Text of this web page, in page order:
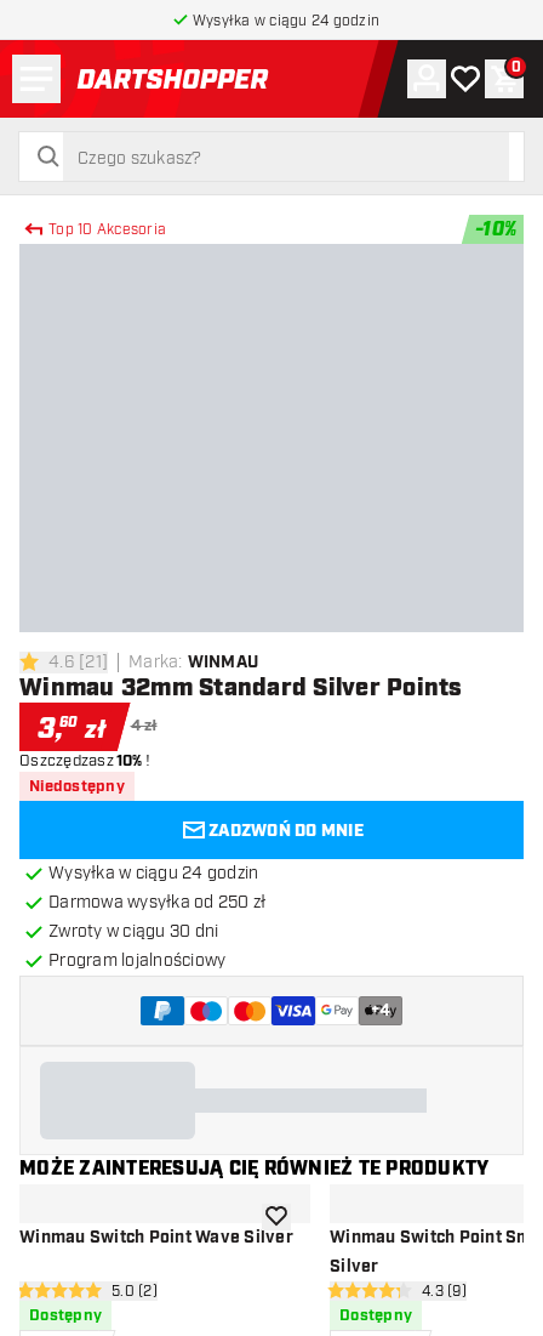
Wysyłka w ciągu 24 godzin
powrót do strony głównej
szukaj
szukaj
Konto
Moja lista
0
Top 10 Akcesoria -10%
4.6 gwiazdki oceny
4.6 [21] Marka: WINMAU
Winmau 32mm Standard Silver Points
3,60 zł 4 zł
Oszczędzasz10% !
Niedostępny
ZADZWOŃ DO MNIE
Wysyłka w ciągu 24 godzin
Darmowa wysyłka od 250 zł
Zwroty w ciągu 30 dni
Program lojalnościowy
+4
MOŻE ZAINTERESUJĄ CIĘ RÓWNIEŻ TE PRODUKTY
Winmau Switch Point Wave Silver
otwórz panel recenzji
5 gwiazdki oceny5.0 (2)
Dostępny
dodaj do listy życzeń
Winmau Switch Point
Silver
otwórz panel
4.3 gwiazdki oceny
4.3 (9)
Dostępny